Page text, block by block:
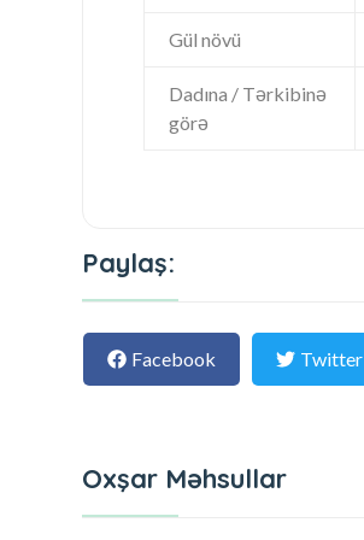
Gül növü
Dadına / Tərkibinə
görə
Paylaş:
Facebook Twitter
Oxşar Məhsullar